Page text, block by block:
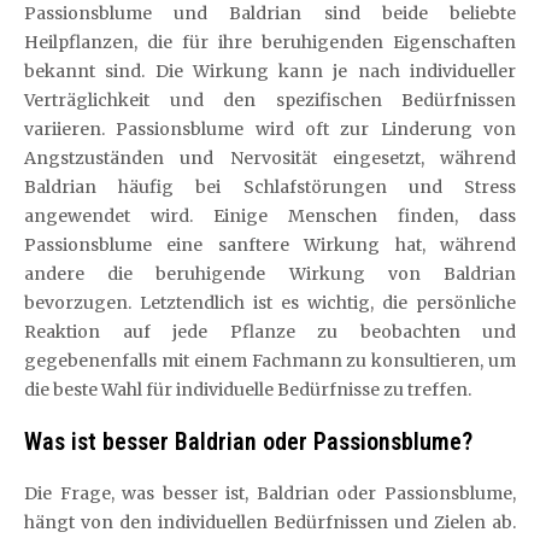
Passionsblume und Baldrian sind beide beliebte
Heilpflanzen, die für ihre beruhigenden Eigenschaften
bekannt sind. Die Wirkung kann je nach individueller
Verträglichkeit und den spezifischen Bedürfnissen
variieren. Passionsblume wird oft zur Linderung von
Angstzuständen und Nervosität eingesetzt, während
Baldrian häufig bei Schlafstörungen und Stress
angewendet wird. Einige Menschen finden, dass
Passionsblume eine sanftere Wirkung hat, während
andere die beruhigende Wirkung von Baldrian
bevorzugen. Letztendlich ist es wichtig, die persönliche
Reaktion auf jede Pflanze zu beobachten und
gegebenenfalls mit einem Fachmann zu konsultieren, um
die beste Wahl für individuelle Bedürfnisse zu treffen.
Was ist besser Baldrian oder Passionsblume?
Die Frage, was besser ist, Baldrian oder Passionsblume,
hängt von den individuellen Bedürfnissen und Zielen ab.